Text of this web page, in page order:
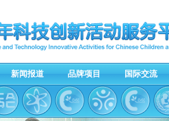
新闻报道 品牌项目 国际交流